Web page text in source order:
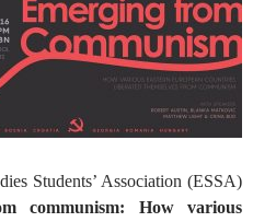
Students’ Association (ESSA)
communism: How various